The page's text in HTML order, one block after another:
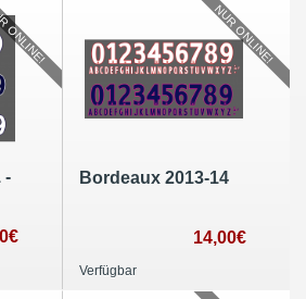
-
Bordeaux 2013-14
14,00€
Verfügbar
NUR ONLINE!